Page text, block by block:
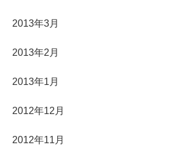
2013年3月
2013年2月
2013年1月
2012年12月
2012年11月